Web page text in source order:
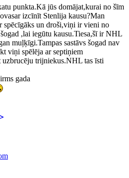
punkta.Kā jūs domājat,kurai no šīm
izcīnīt Stenlija kausu?Man
spēcīgāks un droši,viņi ir vieni no
,lai iegūtu kausu.Tiesa,šī ir NHL
muļķīgi.Tampas sastāvs šogad nav
viņi spēlēja ar septiņiem
uzbrucēju trijniekus.NHL tas īsti
gada